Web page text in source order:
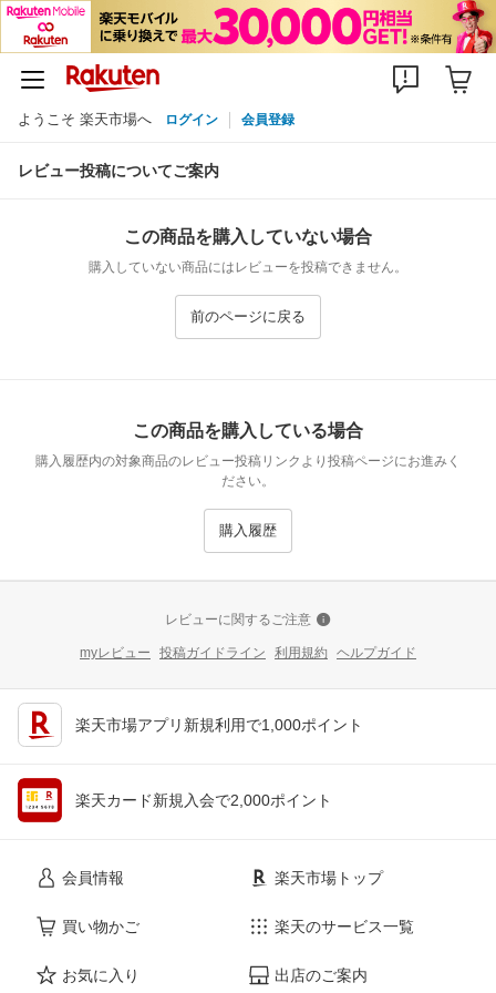
ようこそ 楽天市場へ ログイン 会員登録
レビュー投稿についてご案内
この商品を購入していない場合
購入していない商品にはレビューを投稿できません。
前のページに戻る
この商品を購入している場合
購入履歴内の対象商品のレビュー投稿リンクより投稿ページにお進みく
ださい。
購入履歴
レビューに関するご注意
myレビュー 投稿ガイドライン 利用規約 ヘルプガイド
楽天市場アプリ新規利用で1,000ポイント
楽天カード新規入会で2,000ポイント
会員情報
買い物かご
お気に入り
楽天市場トップ
楽天のサービス一覧
出店のご案内